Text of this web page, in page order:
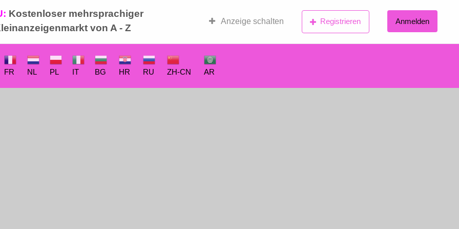
Basar
Kostenloser mehrsprachiger
von A - Z
Anzeige schalten Registrieren Anmelden
FR NL PL IT BG HR RU ZH-CN AR